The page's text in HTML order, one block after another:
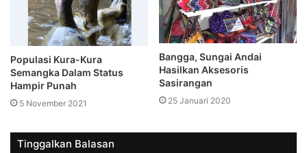
Populasi Kura-Kura
Semangka Dalam Status
Hampir Punah
5 November 2021
Bangga, Sungai Andai
Hasilkan Aksesoris
Sasirangan
25 Januari 2020
Tinggalkan Balasan